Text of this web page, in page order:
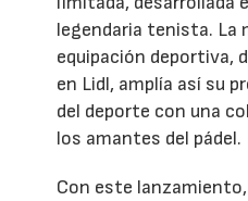
legendaria tenista. La
equipación deportiva,
en Lidl, amplía así su
del deporte con una
los amantes del pádel.
Con este